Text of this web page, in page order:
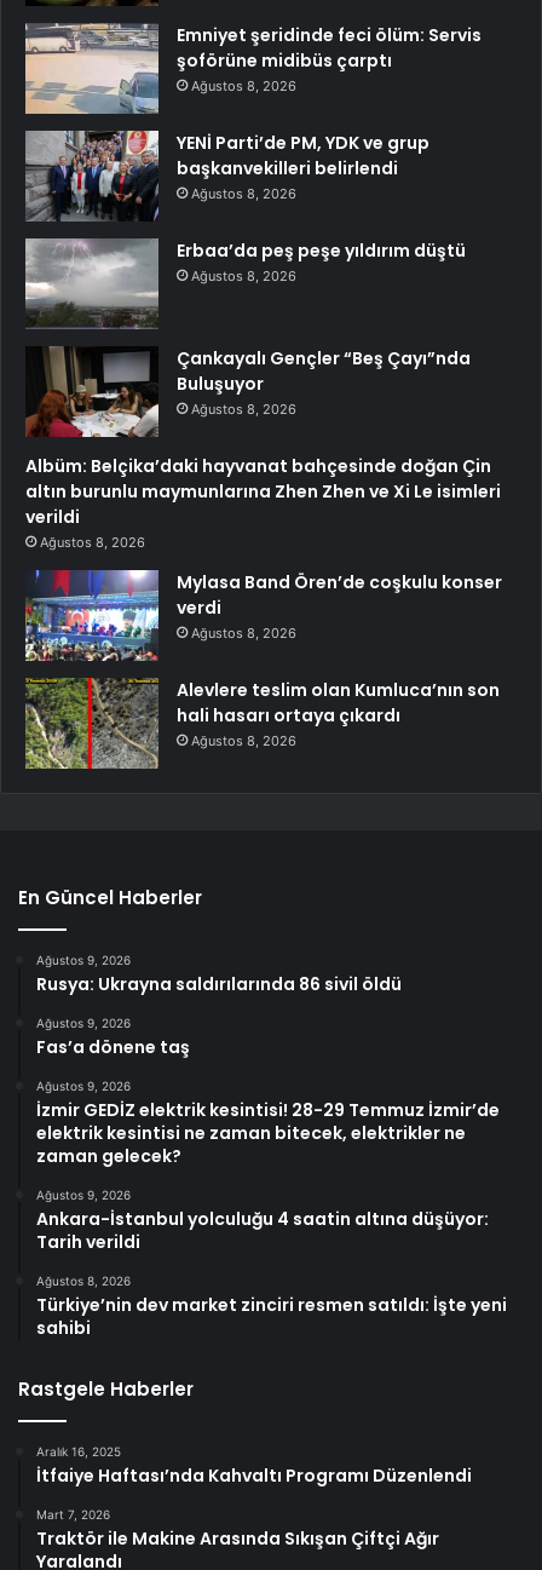
Emniyet şeridinde feci ölüm: Servis
şoförüne midibüs çarptı
Ağustos 8, 2026
YENİ Parti’de PM, YDK ve grup
başkanvekilleri belirlendi
Ağustos 8, 2026
Erbaa’da peş peşe yıldırım düştü
Ağustos 8, 2026
Çankayalı Gençler “Beş Çayı”nda
Buluşuyor
Ağustos 8, 2026
Albüm: Belçika’daki hayvanat bahçesinde doğan Çin
altın burunlu maymunlarına Zhen Zhen ve Xi Le isimleri
verildi
Ağustos 8, 2026
Mylasa Band Ören’de coşkulu konser
verdi
Ağustos 8, 2026
Alevlere teslim olan Kumluca’nın son
hali hasarı ortaya çıkardı
Ağustos 8, 2026
En Güncel Haberler
Ağustos 9, 2026
Rusya: Ukrayna saldırılarında 86 sivil öldü
Ağustos 9, 2026
Fas’a dönene taş
Ağustos 9, 2026
İzmir GEDİZ elektrik kesintisi! 28-29 Temmuz İzmir’de
elektrik kesintisi ne zaman bitecek, elektrikler ne
zaman gelecek?
Ağustos 9, 2026
Ankara-İstanbul yolculuğu 4 saatin altına düşüyor:
Tarih verildi
Ağustos 8, 2026
Türkiye’nin dev market zinciri resmen satıldı: İşte yeni
sahibi
Rastgele Haberler
Aralık 16, 2025
İtfaiye Haftası’nda Kahvaltı Programı Düzenlendi
Mart 7, 2026
Traktör ile Makine Arasında Sıkışan Çiftçi Ağır
Yaralandı